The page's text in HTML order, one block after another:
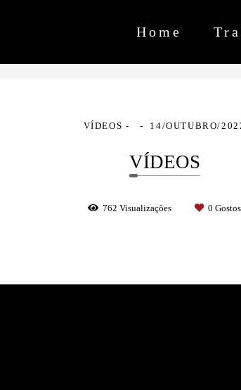
Home
VÍDEOS 14/OUTUBRO/
VÍDEOS
762 Visualizações 0 Gostos